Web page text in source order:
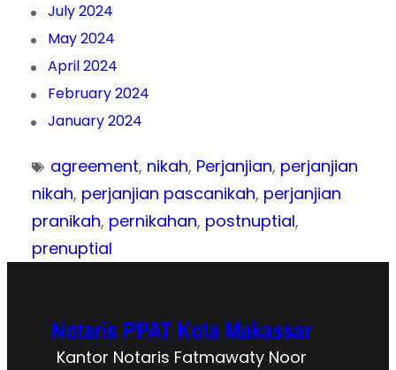
July 2024
May 2024
April 2024
February 2024
January 2024
agreement, nikah, Perjanjian, perjanjian
nikah, perjanjian pascanikah, perjanjian
pranikah, pernikahan, postnuptial
prenuptial
Notaris PPAT Kota Makassar
Kantor Notaris Fatmawaty Noor